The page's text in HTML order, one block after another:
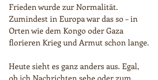
Frieden wurde zur Normalität.
Zumindest in Europa war das so – in
Orten wie dem Kongo oder Gaza
florieren Krieg und Armut schon lange.
Heute sieht es ganz anders aus. Egal,
ob ich Nachrichten sehe oder zum